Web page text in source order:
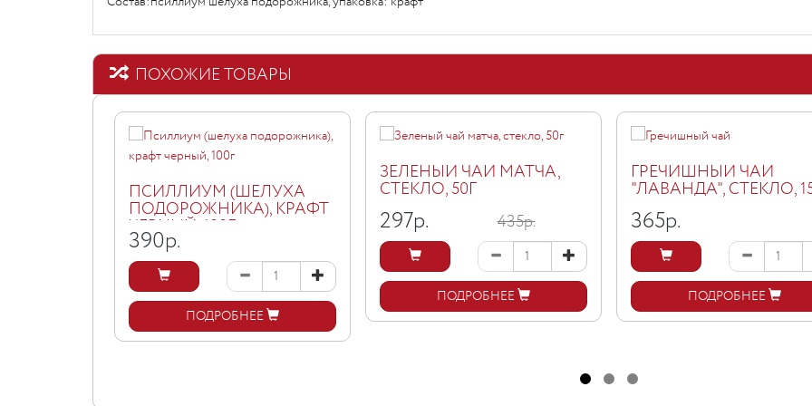
ПОХОЖИЕ ТОВАРЫ
ПСИЛЛИУМ (ШЕЛУХА
ПОДОРОЖНИКА), КРАФТ
ЧЕРНЫЙ, 100Г
390р.
ПОДРОБНЕЕ
ЗЕЛЕНЫЙ ЧАЙ МАТЧА,
СТЕКЛО, 50Г
297р. 435р.
ПОДРОБНЕЕ
ГРЕЧИШНЫЙ ЧАЙ
"ЛАВАНДА", СТЕКЛО,
365р.
ПОДРОБНЕЕ